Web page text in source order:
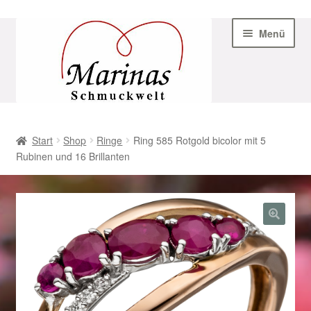
Navigation
Menü
AGB
Beispiel-Seite
Datenschutz
Geschenke zu Ostern 2023
Geschenke zu Ostern 2024
Start Shop Ringe
Ring 585 Rotgold bicolor mit 5
Rubinen und 16 Brillanten